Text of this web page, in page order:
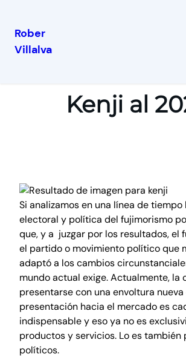
Rober
Villalva
Kenji al
Si analizamos en una línea de tiempo
electoral y política del fujimorismo
que, y a juzgar por los resultados, el
el partido o movimiento político que
adaptó a los cambios
mundo actual exige. Actualmente, la
presentarse con una envoltura nueva
presentación hacia el mercado es
indispensable y eso ya no es
productos y servicios. Lo es también
políticos.